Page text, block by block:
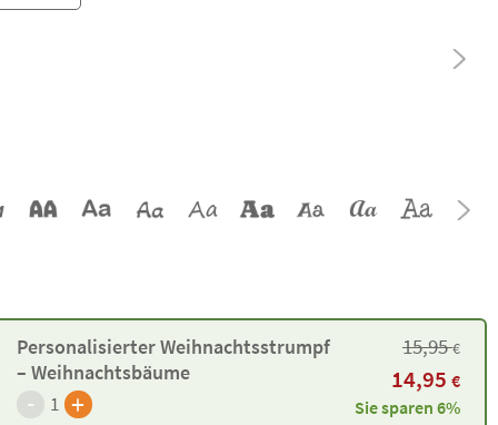
Personalisierter Weihnachtsstrumpf
– Weihnachtsbäume
- 1 +
15,95€
14,95 €
Sie sparen 6%